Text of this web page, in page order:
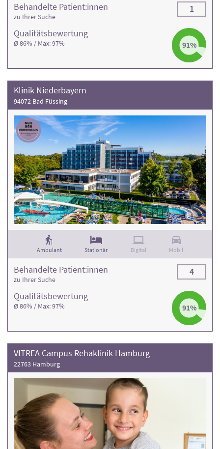
Qualitäts­bewertung
Ø 86% / Max: 97% 91%
Behandelte Patient:innen
zu Ihrer Suche
1
Klinik Niederbayern
94072 Bad Füssing
Ambulant Stationär Digital Mobil
Qualitäts­bewertung
Ø 86% / Max: 97% 91%
Behandelte Patient:innen
zu Ihrer Suche
4
VITREA Campus Rehaklinik Hamburg
22763 Hamburg